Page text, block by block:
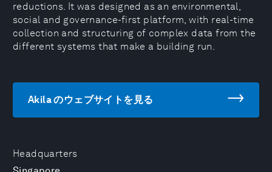
Headquarters
reductions. It was designed as an environmental,
social and governance-first platform, with real-time
collection and structuring of complex data from the
different systems that make a building run.
Akila のウェブサイトを見る